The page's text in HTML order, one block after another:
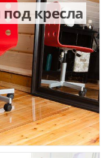
кресла